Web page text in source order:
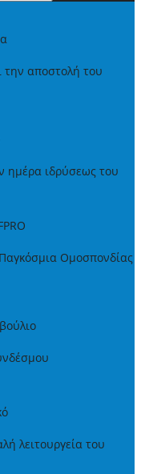
αποστολή του
ημέρα ιδρύσεως του
Ομοσπονδίας
λειτουργεία του